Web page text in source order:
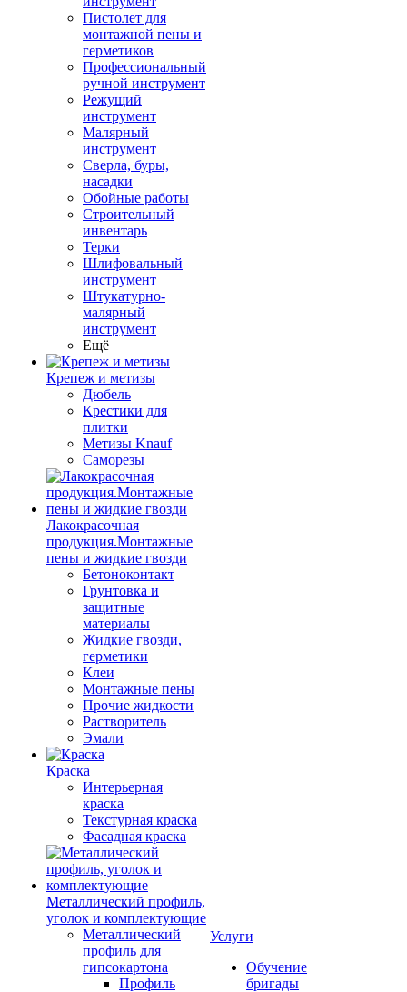
Пистолет для
монтажной пены и
герметиков
Профессиональный
ручной инструмент
Режущий
инструмент
Малярный
инструмент
Сверла, буры,
насадки
Обойные работы
Строительный
инвентарь
Терки
Шлифовальный
инструмент
Штукатурно-
малярный
инструмент
Ещё
Крепеж и метизы
Дюбель
Крестики для
плитки
Метизы Knauf
Саморезы
Лакокрасочная
продукция.Монтажные
пены и жидкие гвозди
Бетоноконтакт
Грунтовка и
защитные
материалы
Жидкие гвозди,
герметики
Клеи
Монтажные пены
Прочие жидкости
Растворитель
Эмали
Краска
Интерьерная
краска
Текстурная краска
Фасадная краска
Металлический профиль,
уголок и комплектующие
Металлический
профиль для
гипсокартона
Профиль
Услуги
Обучение
бригады